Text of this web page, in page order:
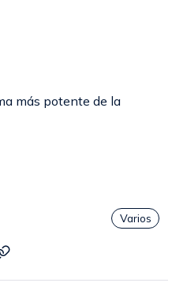
más potente de la
Varios